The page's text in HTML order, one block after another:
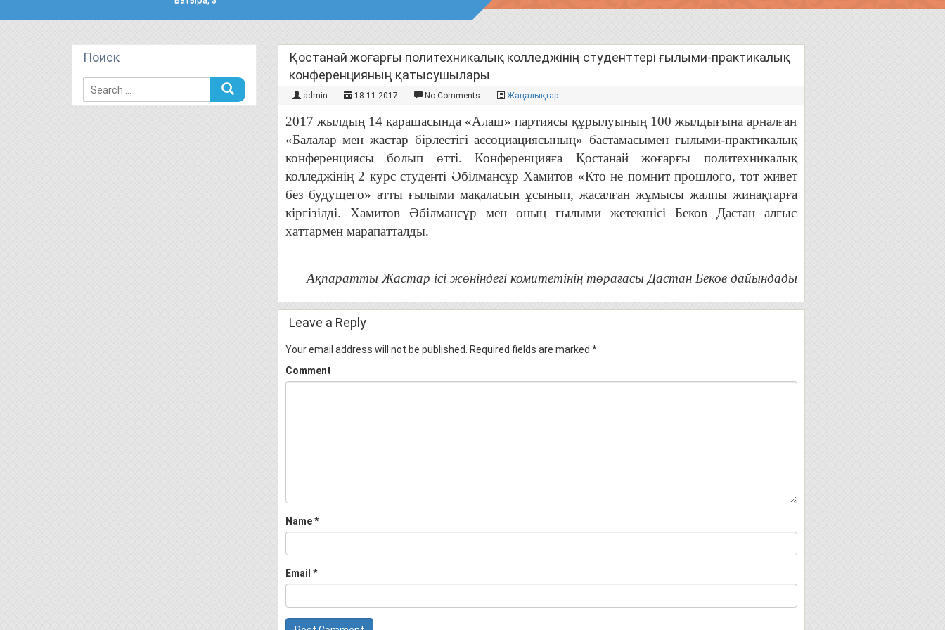
Қостанай жоғарғы политехникалық колледжінің студенттері ғылыми-практикалық
конференцияның қатысушылары
admin 18.11.2017 No Comments Жаңалықтар
2017 жылдың 14 қарашасында «Алаш» партиясы құрылуының 100 жылдығына арналған
«Балалар мен жастар бірлестігі ассоциациясының» бастамасымен ғылыми-практикалық
конференциясы болып өтті. Конференцияға Қостанай жоғарғы политехникалық
колледжінің 2 курс студенті Әбілмансұр Хамитов «Кто не помнит прошлого, тот живет
без будущего» атты ғылыми мақаласын ұсынып, жасалған жұмысы жалпы жинақтарға
кіргізілді. Хамитов Әбілмансұр мен оның ғылыми жетекшісі Беков Дастан алғыс
хаттармен марапатталды.
Ақпаратты Жастар ісі жөніндегі комитетінің төрағасы Дастан Беков дайындады
Leave a Reply
Your email address will not be published. Required fields are marked *
Comment
Name*
Email *
Поиск